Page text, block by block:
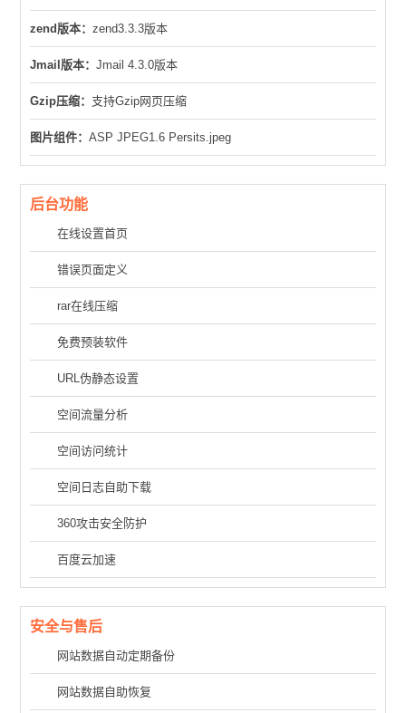
zend版本：zend3.3.3版本
Jmail版本：Jmail 4.3.0版本
Gzip压缩： 支持Gzip网页压缩
图片组件：ASP JPEG1.6 Persits.jpeg
后台功能
在线设置首页
错误页面定义
rar在线压缩
免费预装软件
URL伪静态设置
空间流量分析
空间访问统计
空间日志自助下载
360攻击安全防护
百度云加速
安全与售后
网站数据自动定期备份
网站数据自助恢复